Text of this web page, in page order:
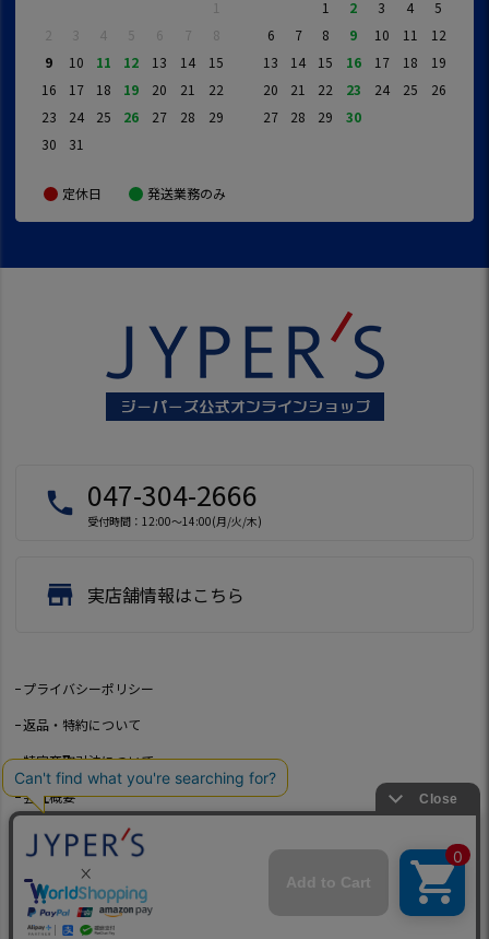
1
2
3 4 5 6 7
8
9
10 11 12 13 14
15
16
17 18 19 20 21
22
23
24 25 26 27 28
29
30
31
1 2 3 4
5
6
7 8 9 10 11
12
13
14 15 16 17 18
19
20
21 22 23 24 25
26
27
28 29 30
定休日 発送業務のみ
local_phone 047-304-2666
受付時間：12:00～14:00(月/火/木)
store 実店舗情報はこちら
プライバシーポリシー
返品・特約について
特定商取引法について
会社概要
よくあるご質問
お問い合わせ
©2021 Jeep